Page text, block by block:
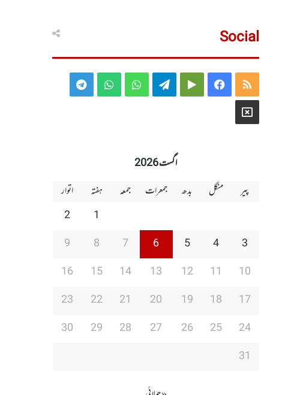
Social
RSS
Facebook
Google
Telegram
WhatsApp
WhatsApp
Telegram
X
اگست 2026
پیر
منگل بدھ جمعرات جمعہ ہفتہ
اتوار
1
2
3
4
5
6
7
8
9
10
11
12
13
14
15
16
17
18
19
20
21
22
23
24
25
26
27
28
29
30
31